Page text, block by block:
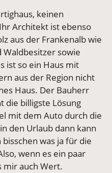
keinen
Architekt ist ebenso
aus der Frankenalb wie
sowie
ist so ein Haus mit
aus der Region nicht
Haus. Der Bauherr
die billigste Lösung
mit dem Auto durch die
den Urlaub dann kann
was ja für die
wenn es ein paar
mir auch Wert.